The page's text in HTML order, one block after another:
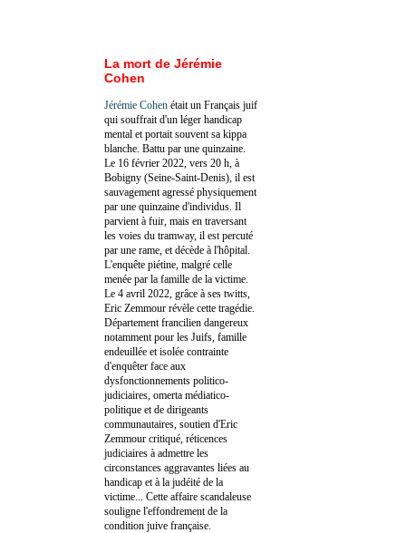
La mort de Jérémie
Cohen
Jérémie Cohen était un Français juif
qui souffrait d'un léger handicap
mental et portait souvent sa kippa
blanche. Battu par une quinzaine.
Le 16 février 2022, vers 20 h, à
Bobigny (Seine-Saint-Denis), il est
sauvagement agressé physiquement
par une quinzaine d'individus. Il
parvient à fuir, mais en traversant
les voies du tramway, il est percuté
par une rame, et décède à l'hôpital.
L'enquête piétine, malgré celle
menée par la famille de la victime.
Le 4 avril 2022, grâce à ses twitts,
Eric Zemmour révèle cette tragédie.
Département francilien dangereux
notamment pour les Juifs, famille
endeuillée et isolée contrainte
d'enquêter face aux
dysfonctionnements politico-
judiciaires, omerta médiatico-
politique et de dirigeants
communautaires, soutien d'Eric
Zemmour critiqué, réticences
judiciaires à admettre les
circonstances aggravantes liées au
handicap et à la judéité de la
victime... Cette affaire scandaleuse
souligne l'effondrement de la
condition juive française.